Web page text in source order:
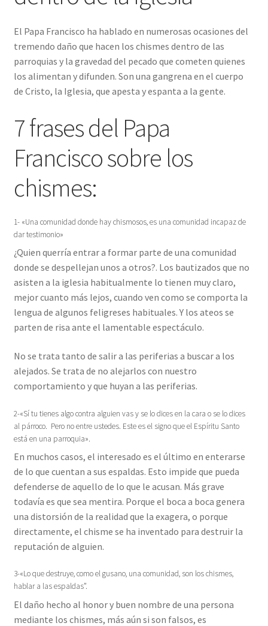
m r
El Papa Francisco ha hablado en numerosas ocasiones del
tremendo daño que hacen los chismes dentro de las
parroquias y la gravedad del pecado que cometen quienes
los alimentan y difunden. Son una gangrena en el cuerpo
de Cristo, la Iglesia, que apesta y espanta a la gente.
7 frases del Papa
Francisco sobre los
chismes:
1- «Una comunidad donde hay chismosos, es una comunidad incapaz de
dar testimonio»
¿Quien querría entrar a formar parte de una comunidad
donde se despellejan unos a otros?. Los bautizados que no
asisten a la iglesia habitualmente lo tienen muy claro,
mejor cuanto más lejos, cuando ven como se comporta la
lengua de algunos feligreses habituales. Y los ateos se
parten de risa ante el lamentable espectáculo.
No se trata tanto de salir a las periferias a buscar a los
alejados. Se trata de no alejarlos con nuestro
comportamiento y que huyan a las periferias.
2-«Sí tu tienes algo contra alguien vas y se lo dices en la cara o se lo dices
al párroco. Pero no entre ustedes. Este es el signo que el Espíritu Santo
está en una parroquia».
En muchos casos, el interesado es el último en enterarse
de lo que cuentan a sus espaldas. Esto impide que pueda
defenderse de aquello de lo que le acusan. Más grave
todavía es que sea mentira. Porque el boca a boca genera
una distorsión de la realidad que la exagera, o porque
directamente, el chisme se ha inventado para destruir la
reputación de alguien.
3-«Lo que destruye, como el gusano, una comunidad, son los chismes,
hablar a las espaldas”.
El daño hecho al honor y buen nombre de una persona
mediante los chismes, más aún si son falsos, es